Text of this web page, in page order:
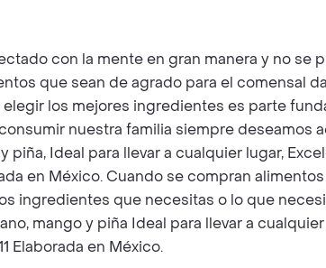
con la mente en gran manera y no se
que sean de agrado para el comensal
los mejores ingredientes es parte
nuestra familia siempre deseamos
Ideal para llevar a cualquier lugar,
en México. Cuando se compran
ingredientes que necesitas o lo que
mango y piña Ideal para llevar a
Elaborada en México.